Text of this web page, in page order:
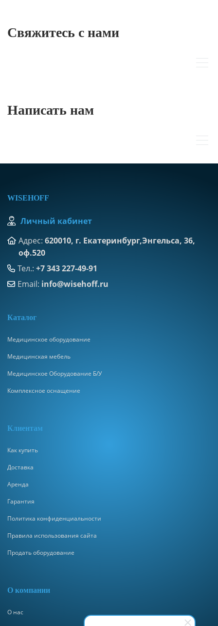
Свяжитесь с нами
Написать нам
WISEHOFF
Личный кабинет
Адрес: 620010, г. Екатеринбург,Энгельса, 36,
оф.520
Тел.: +7 343 227-49-91
Email: info@wisehoff.ru
Каталог
Медицинское оборудование
Медицинская мебель
Медицинское Оборудование Б/У
Комплексное оснащение
Клиентам
Как купить
Доставка
Аренда
Гарантия
Политика конфиденциальности
Правила использования сайта
Продать оборудование
О компании
О нас